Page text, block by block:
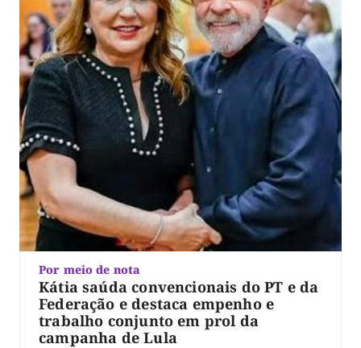
Por meio de nota
Kátia saúda convencionais do PT e da
Federação e destaca empenho e
trabalho conjunto em prol da
campanha de Lula